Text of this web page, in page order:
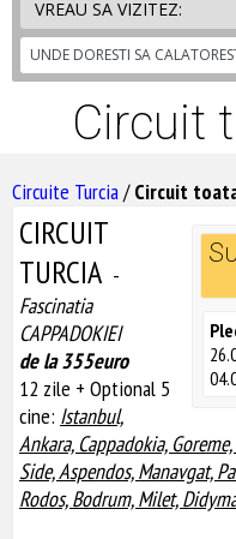
Circuit
Circuite Turcia/Circuit
CIRCUIT
TURCIA -
Fascinatia
CAPPADOKIEI
de la 355euro
12 zile + Optional 5
cine: Istanbul,
Ankara, Cappadokia,
Side, Aspendos, Manavgat,
Rodos, Bodrum, Milet,